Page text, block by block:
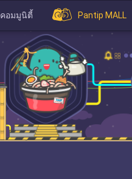
คอมมูนิตี้ Pantip MALL